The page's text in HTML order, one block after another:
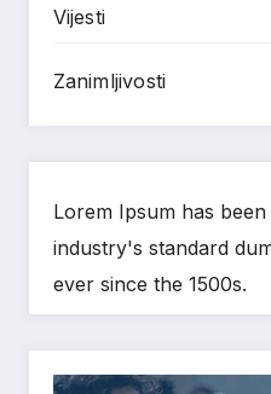
Vijesti
Zanimljivosti
Lorem Ipsum has been
industry's standard
ever since the 1500s.